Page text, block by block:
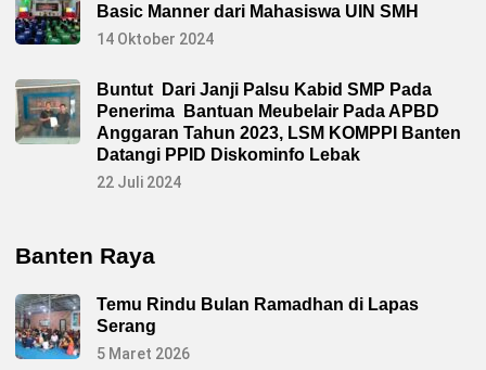
Basic Manner dari Mahasiswa UIN SMH
14 Oktober 2024
Buntut Dari Janji Palsu Kabid SMP Pada
Penerima Bantuan Meubelair Pada APBD
Anggaran Tahun 2023, LSM KOMPPI Banten
Datangi PPID Diskominfo Lebak
22 Juli 2024
Banten Raya
Temu Rindu Bulan Ramadhan di Lapas
Serang
5 Maret 2026